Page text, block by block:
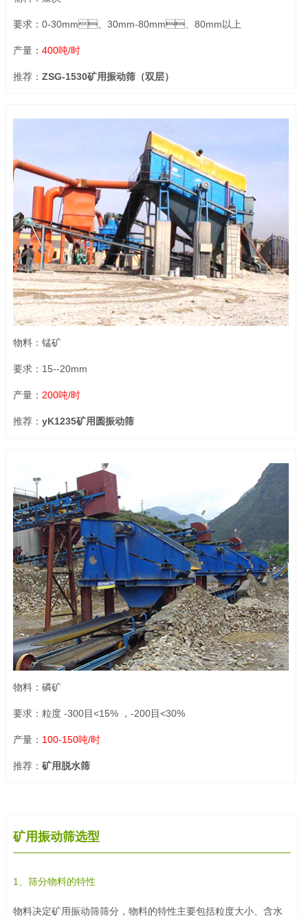
要求：0-30mm、30mm-80mm、80mm以上
产量：400吨/时
推荐：ZSG-1530矿用振动筛（双层）
物料：锰矿
要求：15--20mm
产量： 200吨/时
推荐：yK1235矿用圆振动筛
物料：磷矿
要求：粒度 -300目<15% ，-200目<30%
产量： 100-150吨/时
推荐：矿用脱水筛
矿用振动筛选型
1、筛分物料的特性
物料决定矿用振动筛筛分，物料的特性主要包括粒度大小、含水